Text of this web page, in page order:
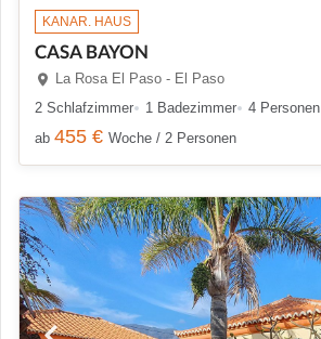
KANAR. HAUS
CASA BAYON
La Rosa El Paso - El Paso
2 Schlafzimmer
1 Badezimmer
4 Personen
ab 455 € Woche / 2 Personen